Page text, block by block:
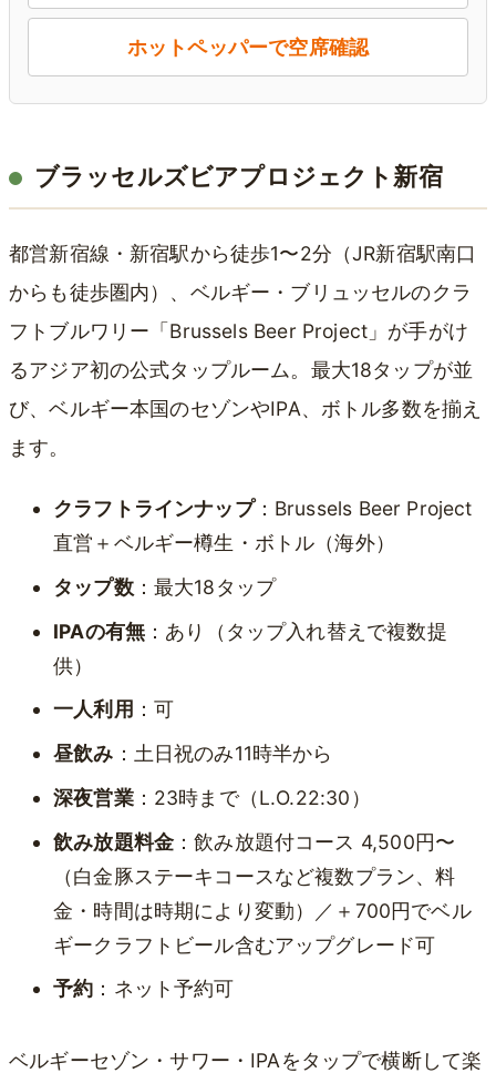
ホットペッパーで空席確認
ブラッセルズビアプロジェクト新宿
都営新宿線・新宿駅から徒歩1〜2分（JR新宿駅南口
からも徒歩圏内）、ベルギー・ブリュッセルのクラ
フトブルワリー「Brussels Beer Project」が手がけ
るアジア初の公式タップルーム。最大18タップが並
び、ベルギー本国のセゾンやIPA、ボトル多数を揃え
ます。
クラフトラインナップ：Brussels Beer Project
直営＋ベルギー樽生・ボトル（海外）
タップ数：最大18タップ
IPAの有無 ：あり（タップ入れ替えで複数提
供）
一人利用 ：可
昼飲み ：土日祝のみ11時半から
深夜営業：23時まで（L.O.22:30）
飲み放題料金 ：飲み放題付コース 4,500円〜
（白金豚ステーキコースなど複数プラン、料
金・時間は時期により変動）／＋700円でベル
ギークラフトビール含むアップグレード可
予約 ：ネット予約可
ベルギーセゾン・サワー・IPAをタップで横断して楽